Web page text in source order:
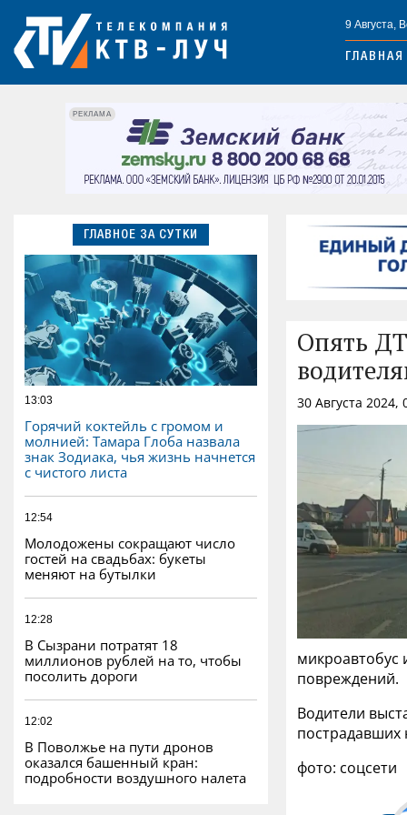
9 Августа,
ГЛАВНАЯ
РЕКЛАМА
ГЛАВНОЕ ЗА СУТКИ
13:03
Горячий коктейль с громом и
молнией: Тамара Глоба назвала
знак Зодиака, чья жизнь начнется
с чистого листа
12:54
Молодожены сокращают число
гостей на свадьбах: букеты
меняют на бутылки
12:28
В Сызрани потратят 18
миллионов рублей на то, чтобы
посолить дороги
12:02
В Поволжье на пути дронов
оказался башенный кран:
подробности воздушного налета
Опять
30 Августа
повреждений.
Водители
пострадавших
фото: соцсети